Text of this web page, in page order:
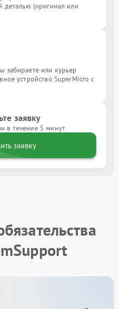
деталью (оригинал или
забираете или курьер
устройство SuperMicro с
заявку
в течение 5 минут
заявку